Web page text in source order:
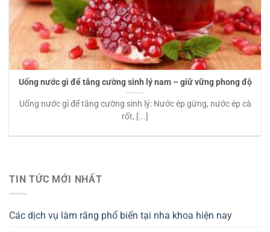
Uống nước gì để tăng cường sinh lý nam – giữ vững phong độ
Uống nước gì để tăng cường sinh lý: Nước ép gừng, nước ép cà
rốt, [...]
TIN TỨC MỚI NHẤT
Các dịch vụ làm răng phổ biến tại nha khoa hiện nay